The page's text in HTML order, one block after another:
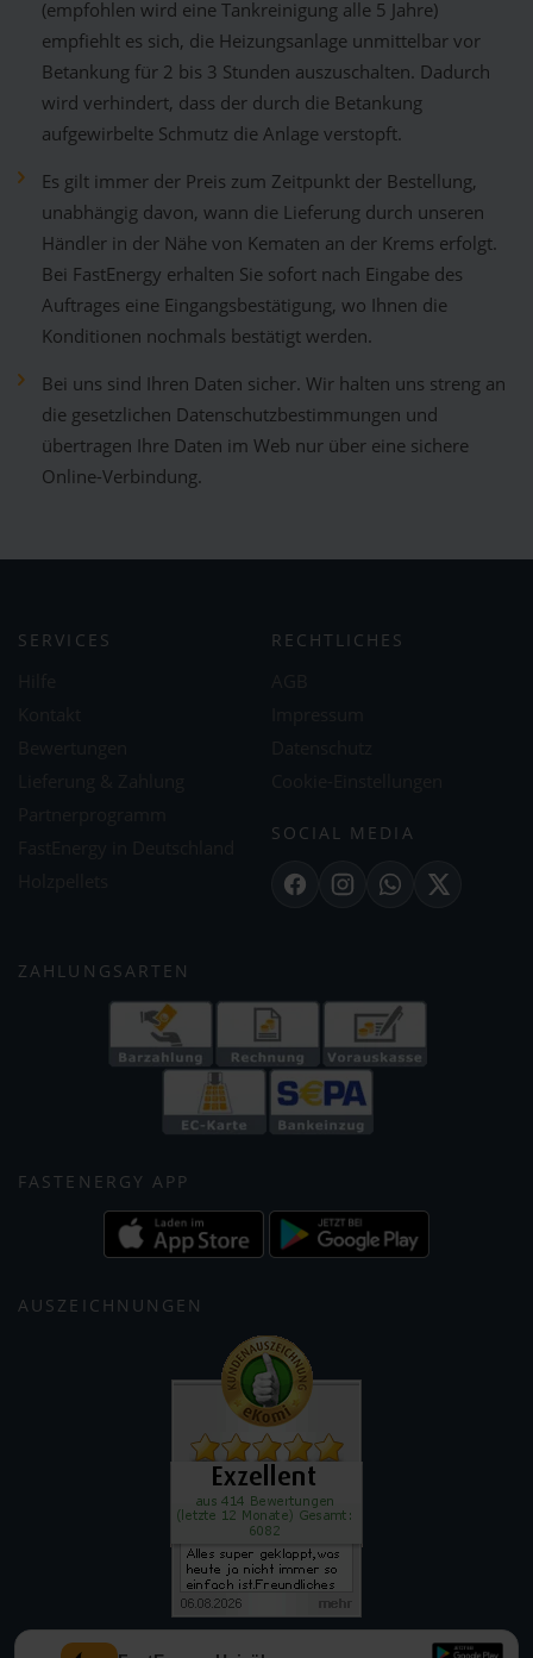
(empfohlen wird eine Tankreinigung alle 5 Jahre)
empfiehlt es sich, die Heizungsanlage unmittelbar vor
Betankung für 2 bis 3 Stunden auszuschalten. Dadurch
wird verhindert, dass der durch die Betankung
aufgewirbelte Schmutz die Anlage verstopft.
Es gilt immer der Preis zum Zeitpunkt der Bestellung,
unabhängig davon, wann die Lieferung durch unseren
Händler in der Nähe von Kematen an der Krems erfolgt.
Bei FastEnergy erhalten Sie sofort nach Eingabe des
Auftrages eine Eingangsbestätigung, wo Ihnen die
Konditionen nochmals bestätigt werden.
Bei uns sind Ihren Daten sicher. Wir halten uns streng an
die gesetzlichen Datenschutzbestimmungen und
übertragen Ihre Daten im Web nur über eine sichere
Online-Verbindung.
SERVICES RECHTLICHES
SOCIAL MEDIA
FacebookInstagramWhatsApp
X
ZAHLUNGSARTEN
FASTENERGY APP
AUSZEICHNUNGEN